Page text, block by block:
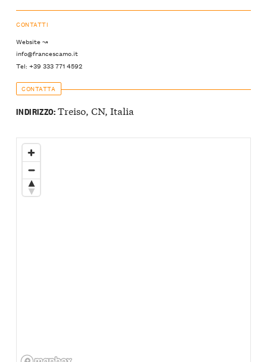
CONTATTI
Website ↝
info@francescamo.it
Tel: +39 333 771 4592
CONTATTA
INDIRIZZO:Treiso, CN, Italia